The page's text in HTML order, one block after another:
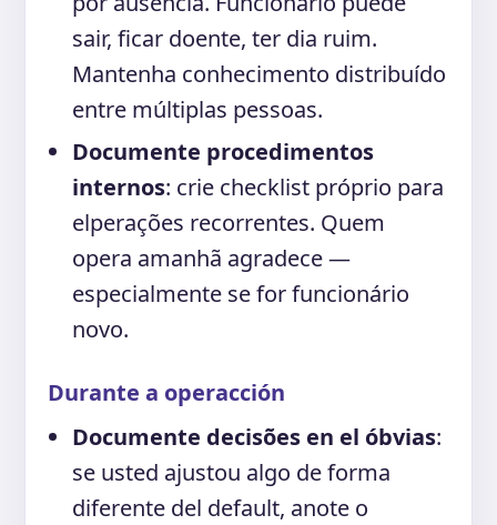
sair, ficar doente, ter dia ruim.
Mantenha conhecimento distribuído
entre múltiplas pessoas.
Documente procedimentos
internos: crie checklist próprio para
elperações recorrentes. Quem
opera amanhã agradece —
especialmente se for funcionário
novo.
Durante a operacción
Documente decisões en el óbvias:
se usted ajustou algo de forma
diferente del default, anote o